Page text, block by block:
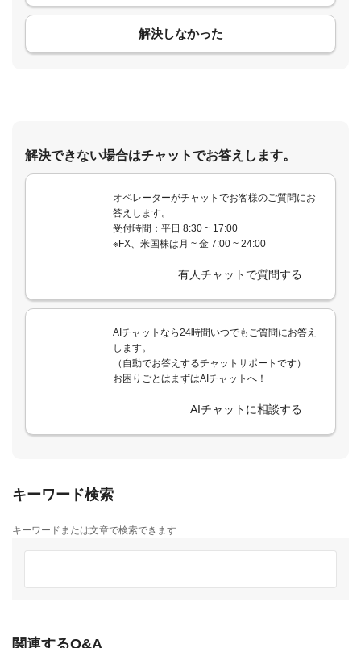
解決しなかった
解決できない場合はチャットでお答えします。
オペレーターがチャットでお客様のご質問にお
答えします。
受付時間：平日 8:30 ~ 17:00
※FX、米国株は月 ~ 金 7:00 ~ 24:00
有人チャットで質問する
AIチャットなら24時間いつでもご質問にお答え
します。
（自動でお答えするチャットサポートです）
お困りごとはまずはAIチャットへ！
AIチャットに相談する
キーワード検索
キーワードまたは文章で検索できます
関連するQ&A